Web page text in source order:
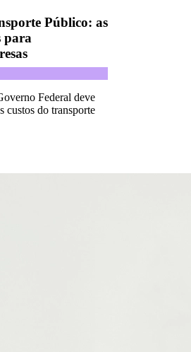
Público: as
para
Federal deve
custos do transporte